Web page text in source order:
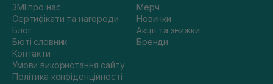
ЗМІ про нас
Сертифікати та нагороди
Блог
Бюті словник
Контакти
Умови використання сайту
Політика конфіденційності
Мерч
Новинки
Акції та знижки
Бренди